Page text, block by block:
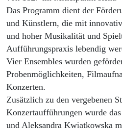
Das Programm dient der
und Künstlern, die mit
und hoher Musikalität und
Aufführungspraxis lebendig
Vier Ensembles wurden
Probenmöglichkeiten,
Konzerten.
Zusätzlich zu den vergebenen
Konzertaufführungen wurde
und Aleksandra Kwiatkowska